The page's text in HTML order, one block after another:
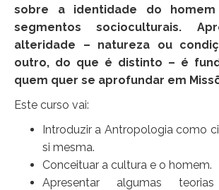
sobre a identidade do
segmentos socioculturais.
alteridade – natureza ou
outro, do que é distinto – é
quem quer se aprofundar em
Este curso vai:
Introduzir a Antropologia como
si mesma.
Conceituar a cultura e o homem.
Apresentar algumas